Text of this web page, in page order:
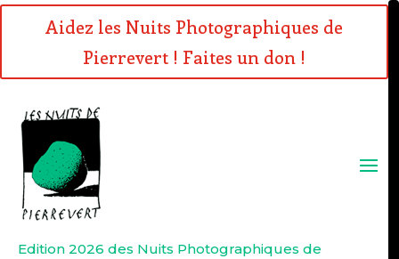
Aidez les Nuits Photographiques de
Pierrevert ! Faites un don !
Edition 2026 des Nuits Photographiques de